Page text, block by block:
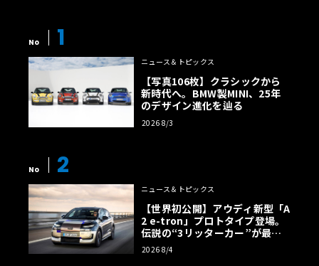
No 1
ニュース＆トピックス
【写真106枚】クラシックから
新時代へ。BMW製MINI、25年
のデザイン進化を辿る
2026 8/3
No 2
ニュース＆トピックス
【世界初公開】アウディ新型「A
2 e-tron」プロトタイプ登場。
伝説の“3リッターカー”が最高
効率エントリーBEVとして復活
【画像38枚】
2026 8/4